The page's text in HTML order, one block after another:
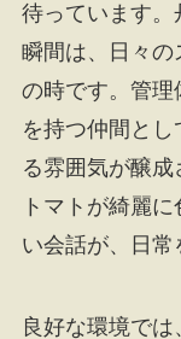
待っています。
瞬間は、日々の
の時です。管
を持つ仲間とし
る雰囲気が醸
トマトが綺麗
い会話が、日常
良好な環境で